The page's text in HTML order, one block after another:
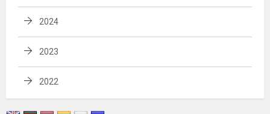
2024
2023
2022